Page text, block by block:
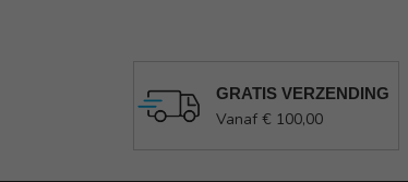
GRATIS VERZENDING
Vanaf € 100,00